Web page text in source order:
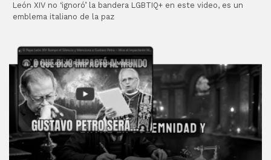
León XIV no ‘ignoró’ la bandera LGBTIQ+ en este video, es un
emblema italiano de la paz